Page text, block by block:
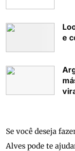
e
Se você deseja
Alves pode te